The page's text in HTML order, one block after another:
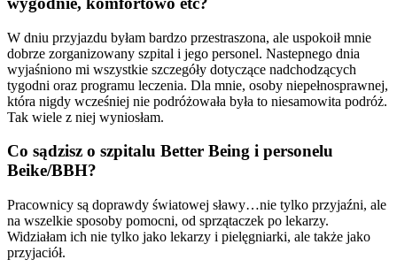
W dniu przyjazdu byłam bardzo przestraszona, ale uspokoił mnie
dobrze zorganizowany szpital i jego personel. Nastepnego dnia
wyjaśniono mi wszystkie szczegóły dotyczące nadchodzących
tygodni oraz programu leczenia. Dla mnie, osoby niepełnosprawnej,
która nigdy wcześniej nie podróżowała była to niesamowita podróż.
Tak wiele z niej wyniosłam.
Co sądzisz o szpitalu Better Being i personelu
Beike/BBH?
Pracownicy są doprawdy światowej sławy…nie tylko przyjaźni, ale
na wszelkie sposoby pomocni, od sprzątaczek po lekarzy.
Widziałam ich nie tylko jako lekarzy i pielęgniarki, ale także jako
przyjaciół.